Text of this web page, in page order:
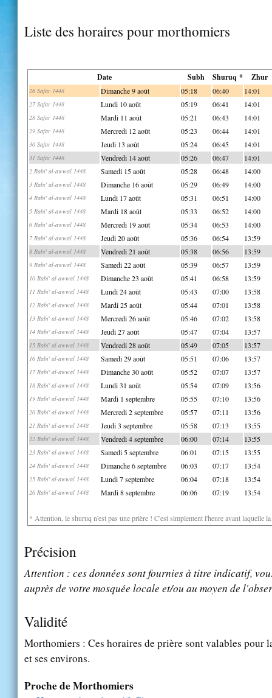
Liste des horaires pour morthomiers
Date Subh Shuruq * Zhur
26 Safar 1448 Dimanche 9 août 05:18 06:40 14:01
27 Safar 1448 Lundi 10 août 05:19 06:41 14:01
28 Safar 1448 Mardi 11 août 05:21 06:43 14:01
29 Safar 1448 Mercredi 12 août 05:23 06:44 14:01
30 Safar 1448 Jeudi 13 août 05:24 06:45 14:01
31 Safar 1448 Vendredi 14 août 05:26 06:47 14:01
2 Rabi' al-awwal 1448 Samedi 15 août 05:28 06:48 14:00
3 Rabi' al-awwal 1448 Dimanche 16 août 05:29 06:49 14:00
4 Rabi' al-awwal 1448 Lundi 17 août 05:31 06:51 14:00
5 Rabi' al-awwal 1448 Mardi 18 août 05:33 06:52 14:00
6 Rabi' al-awwal 1448 Mercredi 19 août 05:34 06:53 14:00
7 Rabi' al-awwal 1448 Jeudi 20 août 05:36 06:54 13:59
8 Rabi' al-awwal 1448 Vendredi 21 août 05:38 06:56 13:59
9 Rabi' al-awwal 1448 Samedi 22 août 05:39 06:57 13:59
10 Rabi' al-awwal 1448 Dimanche 23 août 05:41 06:58 13:59
11 Rabi' al-awwal 1448 Lundi 24 août 05:43 07:00 13:58
12 Rabi' al-awwal 1448 Mardi 25 août 05:44 07:01 13:58
13 Rabi' al-awwal 1448 Mercredi 26 août 05:46 07:02 13:58
14 Rabi' al-awwal 1448 Jeudi 27 août 05:47 07:04 13:57
15 Rabi' al-awwal 1448 Vendredi 28 août 05:49 07:05 13:57
16 Rabi' al-awwal 1448 Samedi 29 août 05:51 07:06 13:57
17 Rabi' al-awwal 1448 Dimanche 30 août 05:52 07:07 13:57
18 Rabi' al-awwal 1448 Lundi 31 août 05:54 07:09 13:56
19 Rabi' al-awwal 1448 Mardi 1 septembre 05:55 07:10 13:56
20 Rabi' al-awwal 1448 Mercredi 2 septembre 05:57 07:11 13:56
21 Rabi' al-awwal 1448 Jeudi 3 septembre 05:58 07:13 13:55
22 Rabi' al-awwal 1448 Vendredi 4 septembre 06:00 07:14 13:55
23 Rabi' al-awwal 1448 Samedi 5 septembre 06:01 07:15 13:55
24 Rabi' al-awwal 1448 Dimanche 6 septembre 06:03 07:17 13:54
25 Rabi' al-awwal 1448 Lundi 7 septembre 06:04 07:18 13:54
26 Rabi' al-awwal 1448 Mardi 8 septembre 06:06 07:19 13:54
* Attention, le shuruq n'est pas une prière ! C'est simplement l'heure avant laquelle
Précision
Attention : ces données sont fournies à titre indicatif,
auprès de votre mosquée locale et/ou au moyen de
Validité
Morthomiers : Ces horaires de prière sont valables pour
et ses environs.
Proche de Morthomiers